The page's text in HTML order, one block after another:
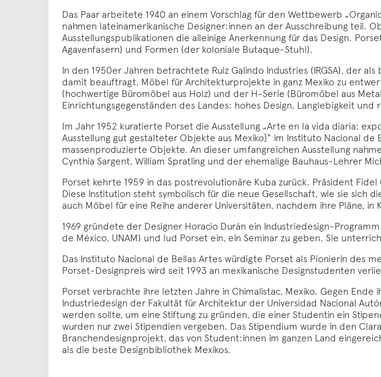
Das Paar arbeitete 1940 an einem Vorschlag für den Wettbewerb
nahmen lateinamerikanische Designer:innen an der Ausschreibung teil.
Ausstellungspublikationen die alleinige Anerkennung für das Design.
Agavenfasern) und Formen (der koloniale Butaque-Stuhl).
In den 1950er Jahren betrachtete Ruiz Galindo Industries (IRGSA), der
damit beauftragt, Möbel für Architekturprojekte in ganz Mexiko zu
(hochwertige Büromöbel aus Holz) und der H-Serie (Büromöbel aus
Einrichtungsgegenständen des Landes: hohes Design, Langlebigkeit und
Im Jahr 1952 kuratierte Porset die Ausstellung „Arte en la vida diaria:
Ausstellung gut gestalteter Objekte aus Mexiko]“ im Instituto Nacional
massenproduzierte Objekte. An dieser umfangreichen Ausstellung
Cynthia Sargent, William Spratling und der ehemalige Bauhaus-Lehrer
Porset kehrte 1959 in das postrevolutionäre Kuba zurück. Präsident
Diese Institution steht symbolisch für die neue Gesellschaft, wie sie sich
auch Möbel für eine Reihe anderer Universitäten, nachdem ihre Pläne,
1969 gründete der Designer Horacio Durán ein Industriedesign-
de México, UNAM) und lud Porset ein, ein Seminar zu geben. Sie
Das Instituto Nacional de Bellas Artes würdigte Porset als Pionierin des
Porset-Designpreis wird seit 1993 an mexikanische Designstudenten
Porset verbrachte ihre letzten Jahre in Chimalistac, Mexiko. Gegen
Industriedesign der Fakultät für Architektur der Universidad Nacional
werden sollte, um eine Stiftung zu gründen, die einer Studentin ein
wurden nur zwei Stipendien vergeben. Das Stipendium wurde in den
Branchendesignprojekt, das von Student:innen im ganzen Land
als die beste Designbibliothek Mexikos.